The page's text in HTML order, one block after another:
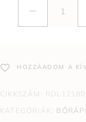
HOZZÁADOM A
CIKKSZÁM:
KATEGÓRIÁK: